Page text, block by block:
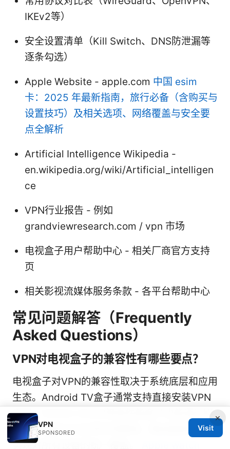
IKEv2等）
安全设置清单（Kill Switch、DNS防泄漏等
逐条勾选）
Apple Website - apple.com 中国 esim
卡：2025 年最新指南，旅行必备（含购买与
设置技巧）及相关选项、网络覆盖与安全要
点全解析
Artificial Intelligence Wikipedia -
en.wikipedia.org/wiki/Artificial_intelligen
ce
VPN行业报告 - 例如
grandviewresearch.com / vpn 市场
电视盒子用户帮助中心 - 相关厂商官方支持
页
相关影视流媒体服务条款 - 各平台帮助中心
常见问题解答（Frequently
Asked Questions）
VPN对电视盒子的兼容性有哪些要点？
电视盒子对VPN的兼容性取决于系统底层和应用
生态。Android TV盒子通常支持直接安装VPN
应用，NVIDIA Shield等高性能盒子也能通过原
生客户端或VPN应用实现翻墙。路由器级部署则
实现对所有设备的统一覆盖。
×
VPN
SPONSORED
Visit